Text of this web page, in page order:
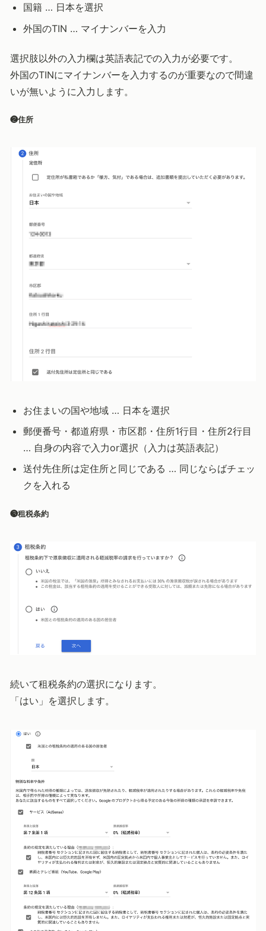
国籍 … 日本を選択
外国のTIN … マイナンバーを入力
選択肢以外の入力欄は英語表記での入力が必要です。
外国のTINにマイナンバーを入力するのが重要なので間違
いが無いように入力します。
❷住所
お住まいの国や地域 … 日本を選択
郵便番号・都道府県・市区郡・住所1行目・住所2行目
… 自身の内容で入力or選択（入力は英語表記）
送付先住所は定住所と同じである … 同じならばチェッ
クを入れる
❸租税条約
続いて租税条約の選択になります。
「はい」を選択します。